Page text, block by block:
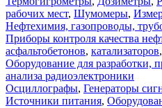
рабочих мест, Шумомеры,
Нефтехимия, газопроводы,
Приборы контроля качества
асфальтобетонов, катализаторов,
Оборудование для разработки,
анализа радиоэлектроники
Осциллографы, Генераторы
Источники питания,